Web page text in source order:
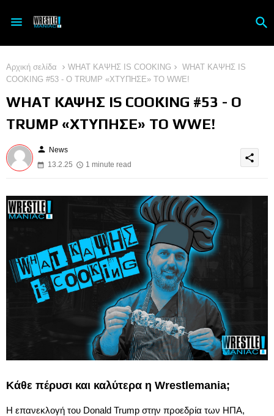
Αρχική σελίδα WHAT ΚΑΨΗΣ IS COOKING
WHAT ΚΑΨΗΣ IS
COOKING #53 - Ο TRUMP «ΧΤΥΠΗΣΕ» ΤΟ WWE!
WHAT ΚΑΨΗΣ IS COOKING #53 - Ο
TRUMP «ΧΤΥΠΗΣΕ» ΤΟ WWE!
person News
13.2.25
1 minute read
share
Κάθε πέρυσι και καλύτερα η Wrestlemania;
Η επανεκλογή του Donald Trump στην προεδρία των ΗΠΑ,